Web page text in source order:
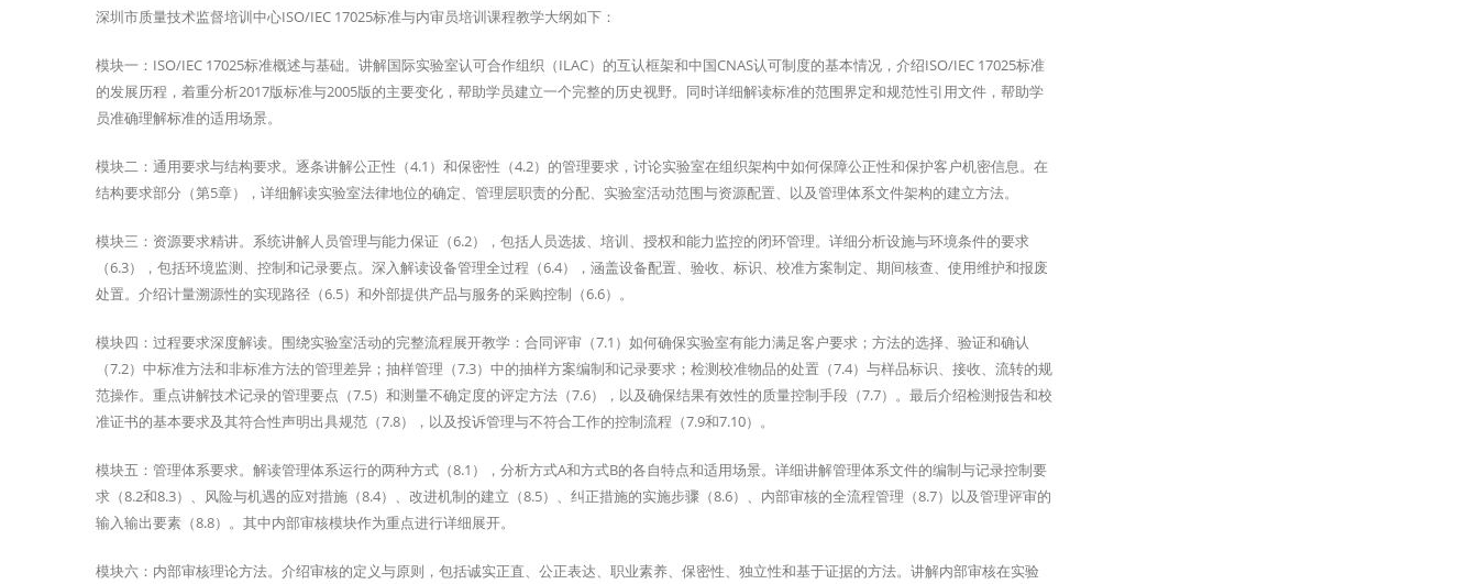
深圳市质量技术监督培训中心ISO/IEC 17025标准与内审员培训课程教学大纲如下：
模块一：ISO/IEC 17025标准概述与基础。讲解国际实验室认可合作组织（ILAC）的互认框架和中国CNAS认可制度的基本情况，介绍ISO/IEC 17025标准
的发展历程，着重分析2017版标准与2005版的主要变化，帮助学员建立一个完整的历史视野。同时详细解读标准的范围界定和规范性引用文件，帮助学
员准确理解标准的适用场景。
模块二：通用要求与结构要求。逐条讲解公正性（4.1）和保密性（4.2）的管理要求，讨论实验室在组织架构中如何保障公正性和保护客户机密信息。在
结构要求部分（第5章），详细解读实验室法律地位的确定、管理层职责的分配、实验室活动范围与资源配置、以及管理体系文件架构的建立方法。
模块三：资源要求精讲。系统讲解人员管理与能力保证（6.2），包括人员选拔、培训、授权和能力监控的闭环管理。详细分析设施与环境条件的要求
（6.3），包括环境监测、控制和记录要点。深入解读设备管理全过程（6.4），涵盖设备配置、验收、标识、校准方案制定、期间核查、使用维护和报废
处置。介绍计量溯源性的实现路径（6.5）和外部提供产品与服务的采购控制（6.6）。
模块四：过程要求深度解读。围绕实验室活动的完整流程展开教学：合同评审（7.1）如何确保实验室有能力满足客户要求；方法的选择、验证和确认
（7.2）中标准方法和非标准方法的管理差异；抽样管理（7.3）中的抽样方案编制和记录要求；检测校准物品的处置（7.4）与样品标识、接收、流转的规
范操作。重点讲解技术记录的管理要点（7.5）和测量不确定度的评定方法（7.6），以及确保结果有效性的质量控制手段（7.7）。最后介绍检测报告和校
准证书的基本要求及其符合性声明出具规范（7.8），以及投诉管理与不符合工作的控制流程（7.9和7.10）。
模块五：管理体系要求。解读管理体系运行的两种方式（8.1），分析方式A和方式B的各自特点和适用场景。详细讲解管理体系文件的编制与记录控制要
求（8.2和8.3）、风险与机遇的应对措施（8.4）、改进机制的建立（8.5）、纠正措施的实施步骤（8.6）、内部审核的全流程管理（8.7）以及管理评审的
输入输出要素（8.8）。其中内部审核模块作为重点进行详细展开。
模块六：内部审核理论方法。介绍审核的定义与原则，包括诚实正直、公正表达、职业素养、保密性、独立性和基于证据的方法。讲解内部审核在实验